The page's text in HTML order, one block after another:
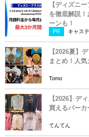
【ディズニ
を徹底解説
ーンも！
PR キャス
【2026夏】
まとめ！人
Tomo
【2026】デ
買えるパーカ
てんてん